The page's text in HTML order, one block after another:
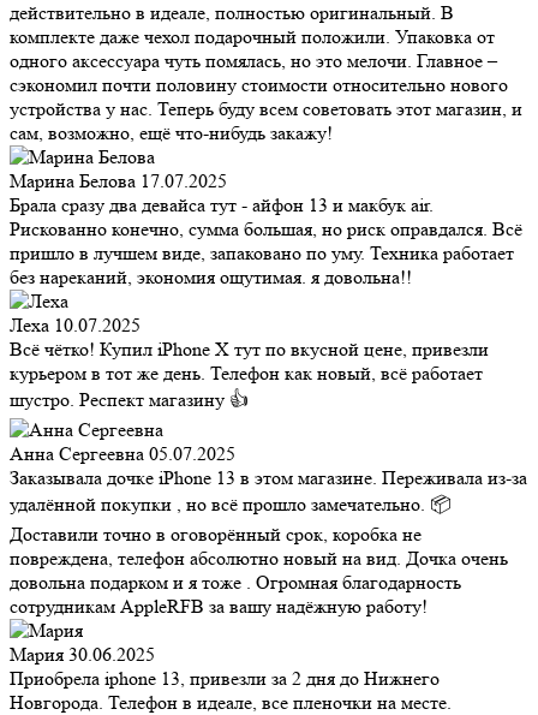
действительно в идеале, полностью оригинальный. В
комплекте даже чехол подарочный положили. Упаковка от
одного аксессуара чуть помялась, но это мелочи. Главное –
сэкономил почти половину стоимости относительно нового
устройства у нас. Теперь буду всем советовать этот магазин, и
сам, возможно, ещё что-нибудь закажу!
Марина Белова 17.07.2025
Брала сразу два девайса тут - айфон 13 и макбук air.
Рискованно конечно, сумма большая, но риск оправдался. Всё
пришло в лучшем виде, запаковано по уму. Техника работает
без нареканий, экономия ощутимая. я довольна!!
Леха 10.07.2025
Всё чётко! Купил iPhone X тут по вкусной цене, привезли
курьером в тот же день. Телефон как новый, всё работает
шустро. Респект магазину 👍
Анна Сергеевна 05.07.2025
Заказывала дочке iPhone 13 в этом магазине. Переживала из-за
удалённой покупки , но всё прошло замечательно. 📦
Доставили точно в оговорённый срок, коробка не
повреждена, телефон абсолютно новый на вид. Дочка очень
довольна подарком и я тоже . Огромная благодарность
сотрудникам AppleRFB за вашу надёжную работу!
Мария 30.06.2025
Приобрела iphone 13, привезли за 2 дня до Нижнего
Новгорода. Телефон в идеале, все пленочки на месте.